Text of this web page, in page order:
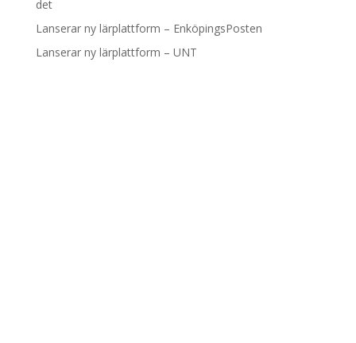
det
Lanserar ny lärplattform – EnköpingsPosten
Lanserar ny lärplattform – UNT